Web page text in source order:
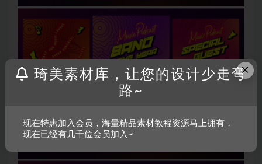
×
琦美素材库，让您的设计少走弯
路~
现在特惠加入会员，海量精品素材教程资源马上拥有，
现在已经有几千位会员加入~